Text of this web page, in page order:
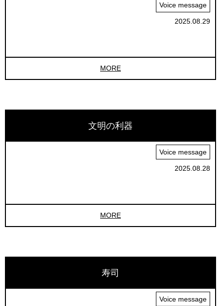
Voice message
2025.08.29
MORE
文明の利器
Voice message
2025.08.28
MORE
寿司
Voice message